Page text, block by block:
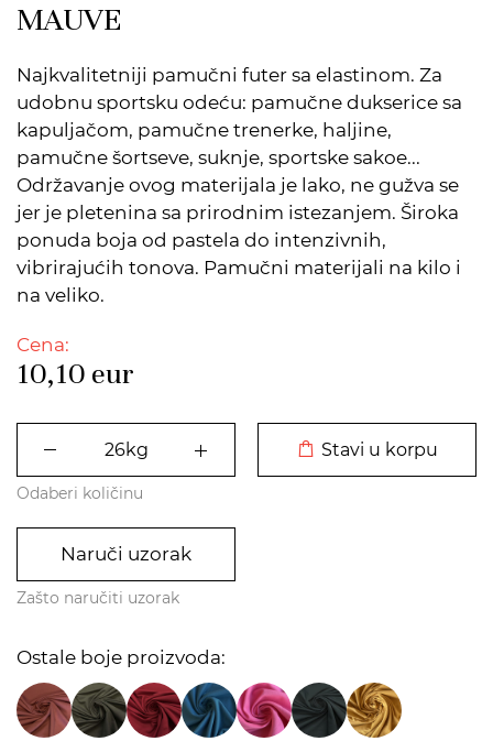
MAUVE
Najkvalitetniji pamučni futer sa elastinom. Za
udobnu sportsku odeću: pamučne dukserice sa
kapuljačom, pamučne trenerke, haljine,
pamučne šortseve, suknje, sportske sakoe...
Održavanje ovog materijala je lako, ne gužva se
jer je pletenina sa prirodnim istezanjem. Široka
ponuda boja od pastela do intenzivnih,
vibrirajućih tonova. Pamučni materijali na kilo i
na veliko.
Cena:
10,10 eur
Stavi u korpu
Odaberi količinu
Naruči uzorak
Zašto naručiti uzorak
Ostale boje proizvoda: